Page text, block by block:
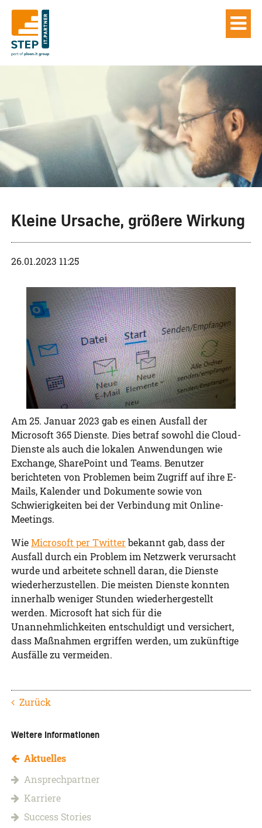
Kleine Ursache, größere Wirkung
26.01.2023 11:25
Am 25. Januar 2023 gab es einen Ausfall der
Microsoft 365 Dienste. Dies betraf sowohl die Cloud-
Dienste als auch die lokalen Anwendungen wie
Exchange, SharePoint und Teams. Benutzer
berichteten von Problemen beim Zugriff auf ihre E-
Mails, Kalender und Dokumente sowie von
Schwierigkeiten bei der Verbindung mit Online-
Meetings.
WieMicrosoft per Twitterbekannt gab, dass der
Ausfall durch ein Problem im Netzwerk verursacht
wurde und arbeitete schnell daran, die Dienste
wiederherzustellen. Die meisten Dienste konnten
innerhalb weniger Stunden wiederhergestellt
werden. Microsoft hat sich für die
Unannehmlichkeiten entschuldigt und versichert,
dass Maßnahmen ergriffen werden, um zukünftige
Ausfälle zu vermeiden.
Zurück
Weitere Informationen
Aktuelles
Ansprechpartner
Karriere
Success Stories